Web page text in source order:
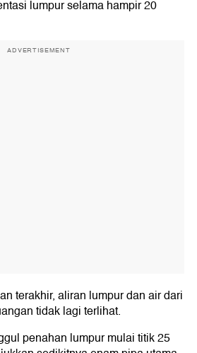
lumpur selama hampir 20
ADVERTISEMENT
terakhir, aliran lumpur dan air dari
tidak lagi terlihat.
penahan lumpur mulai titik 25